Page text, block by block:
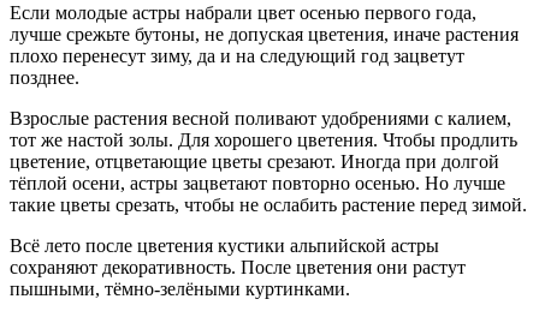
Если молодые астры набрали цвет осенью первого года,
лучше срежьте бутоны, не допуская цветения, иначе растения
плохо перенесут зиму, да и на следующий год зацветут
позднее.
Взрослые растения весной поливают удобрениями с калием,
тот же настой золы. Для хорошего цветения. Чтобы продлить
цветение, отцветающие цветы срезают. Иногда при долгой
тёплой осени, астры зацветают повторно осенью. Но лучше
такие цветы срезать, чтобы не ослабить растение перед зимой.
Всё лето после цветения кустики альпийской астры
сохраняют декоративность. После цветения они растут
пышными, тёмно-зелёными куртинками.